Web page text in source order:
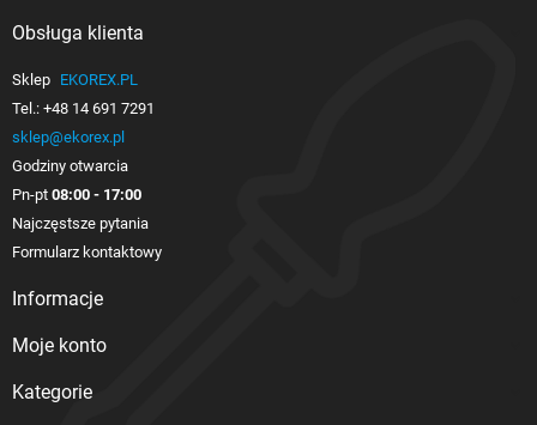
Obsługa klienta
Sklep EKOREX.PL
Tel.: +48 14 691 7291
sklep@ekorex.pl
Godziny otwarcia
Pn-pt 08:00 - 17:00
Najczęstsze pytania
Formularz kontaktowy
Informacje
Moje konto
Kategorie